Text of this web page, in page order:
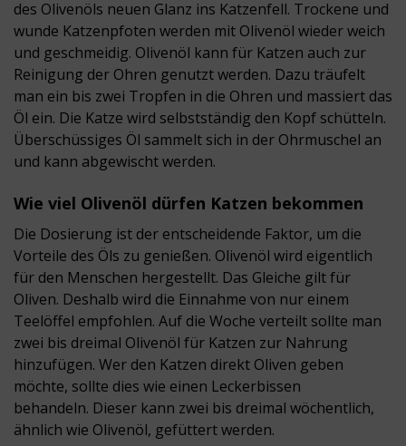
des Olivenöls neuen Glanz ins Katzenfell. Trockene und
wunde Katzenpfoten werden mit Olivenöl wieder weich
und geschmeidig. Olivenöl kann für Katzen auch zur
Reinigung der Ohren genutzt werden. Dazu träufelt
man ein bis zwei Tropfen in die Ohren und massiert das
Öl ein. Die Katze wird selbstständig den Kopf schütteln.
Überschüssiges Öl sammelt sich in der Ohrmuschel an
und kann abgewischt werden.
Wie viel Olivenöl dürfen Katzen bekommen
Die Dosierung ist der entscheidende Faktor, um die
Vorteile des Öls zu genießen. Olivenöl wird eigentlich
für den Menschen hergestellt. Das Gleiche gilt für
Oliven. Deshalb wird die Einnahme von nur einem
Teelöffel empfohlen. Auf die Woche verteilt sollte man
zwei bis dreimal Olivenöl für Katzen zur Nahrung
hinzufügen. Wer den Katzen direkt Oliven geben
möchte, sollte dies wie einen Leckerbissen
behandeln. Dieser kann zwei bis dreimal wöchentlich,
ähnlich wie Olivenöl, gefüttert werden.